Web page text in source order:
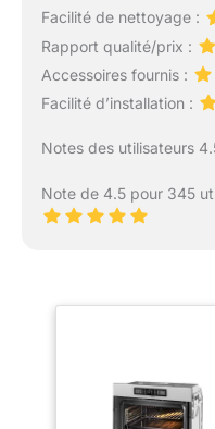
Facilité de nettoyage :
Rapport qualité/prix :
Accessoires fournis :
Facilité d’installation :
Notes des utilisateurs
Note de 4.5 pour 345